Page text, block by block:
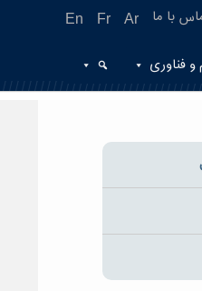
En Fr Ar با ما
فناوری